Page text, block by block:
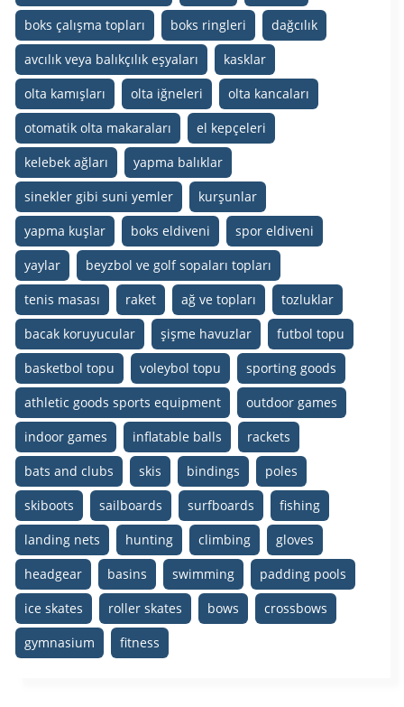
boks çalışma topları
boks ringleri
dağcılık
avcılık veya balıkçılık eşyaları
kasklar
olta kamışları
olta iğneleri
olta kancaları
otomatik olta makaraları
el kepçeleri
kelebek ağları
yapma balıklar
sinekler gibi suni yemler
kurşunlar
yapma kuşlar
boks eldiveni
spor eldiveni
yaylar
beyzbol ve golf sopaları topları
tenis masası
raket ağ ve topları
tozluklar
bacak koruyucular
şişme havuzlar
futbol topu
basketbol topu
voleybol topu
sporting goods
athletic goods sports equipment
outdoor games
indoor games
inflatable balls
rackets
bats and clubs
skis bindings
poles
skiboots
sailboards surfboards
fishing
landing nets
hunting climbing
gloves
headgear
basins swimming
padding pools
ice skates
roller skates bows
crossbows
gymnasium
fitness